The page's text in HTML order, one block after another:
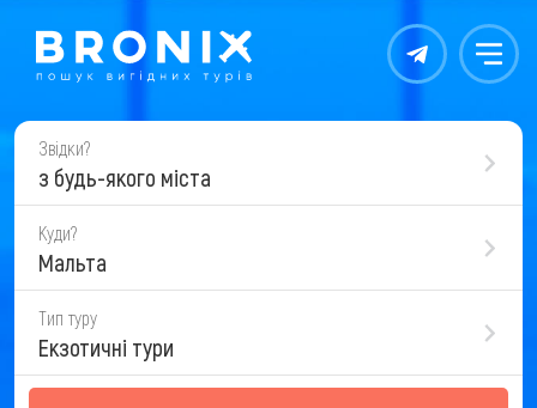
Контакты Меню
Звідки?
з будь-якого міста
Куди?
Мальта
Тип туру
Екзотичні тури